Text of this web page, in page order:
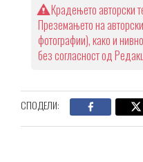
Крадењето авторски
Преземањето на
фотографии), како и
без согласност од
СПОДЕЛИ: